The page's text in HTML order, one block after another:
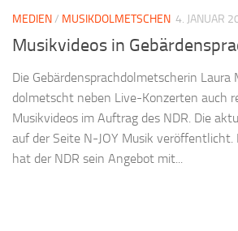
MEDIEN/ MUSIKDOLMETSCHEN 4. JANUAR
Musikvideos in
Die Gebärdensprachdolmetscherin Laura
dolmetscht neben Live-Konzerten auch
Musikvideos im Auftrag des NDR. Die
auf der Seite N-JOY Musik veröffentlicht.
hat der NDR sein Angebot mit...